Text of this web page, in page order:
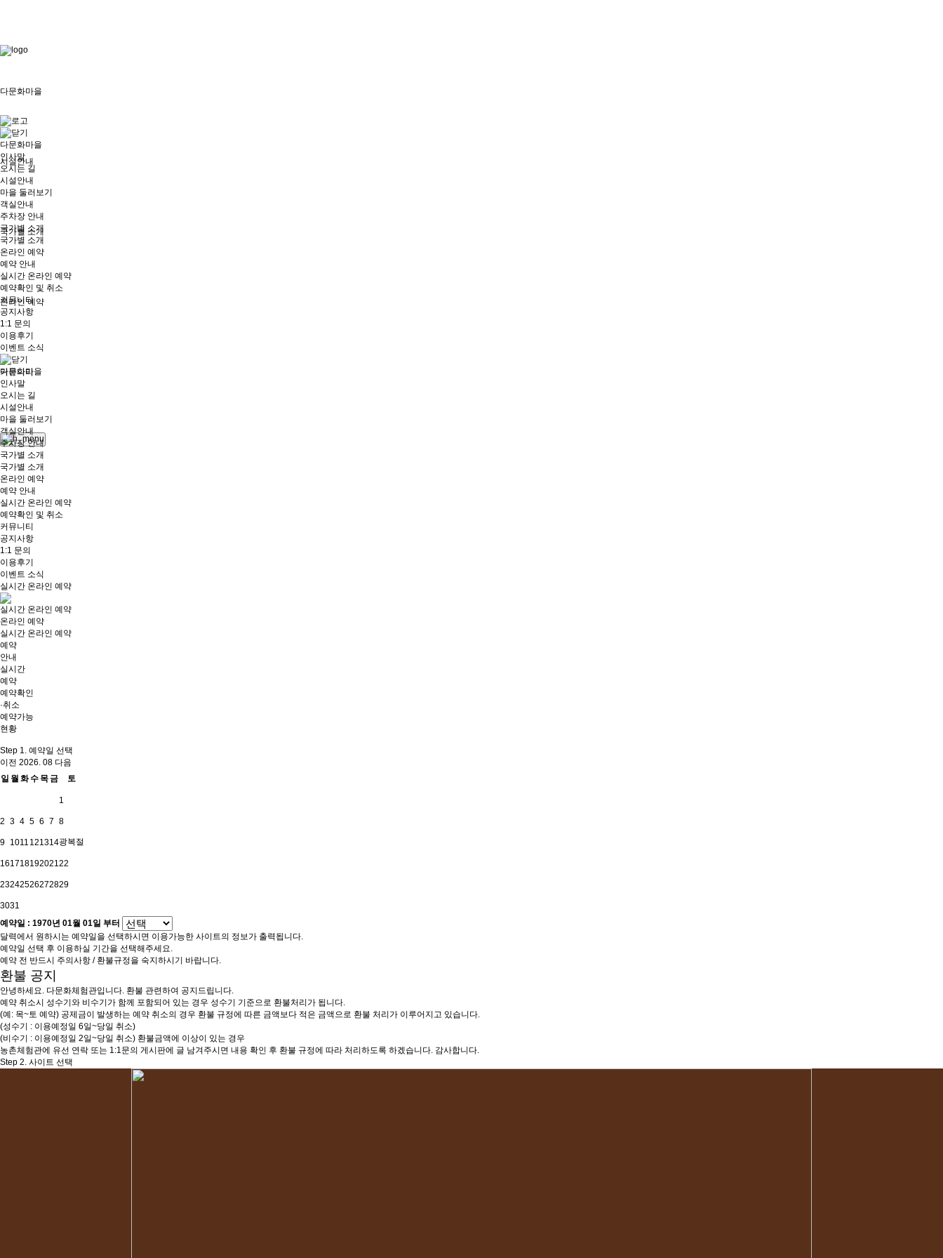
다문화마을
시설안내
국가별 소개
온라인 예약
커뮤니티
로그
인
다문화마을
인사말
오시는 길
시설안내
마을 둘러보기
객실안내
주차장 안내
국가별 소개
국가별 소개
온라인 예약
예약 안내
실시간 온라인 예약
예약확인 및 취소
커뮤니티
공지사항
1:1 문의
이용후기
이벤트 소식
다문화마을
인사말
오시는 길
시설안내
마을 둘러보기
객실안내
주차장 안내
국가별 소개
국가별 소개
온라인 예약
예약 안내
실시간 온라인 예약
예약확인 및 취소
커뮤니티
공지사항
1:1 문의
이용후기
이벤트 소식
실시간 온라인 예약
실시간 온라인 예약
온라인 예약
실시간 온라인 예약
예약
안내
실시간
예약
예약확인
·취소
예약가능
현황
Step 1. 예약일 선택
이전 2026. 08 다음
일 월 화 수목금 토
1
2 3 4 5 6 7 8
9 1011 121314광복절
16171819202122
23242526272829
3031
예약일 : 1970년 01월 01일 부터
달력에서 원하시는 예약일을 선택하시면 이용가능한 사이트의 정보가 출력됩니다.
예약일 선택 후 이용하실 기간을 선택해주세요.
예약 전 반드시 주의사항 / 환불규정을 숙지하시기 바랍니다.
환불 공지
안녕하세요. 다문화체험관입니다. 환불 관련하여 공지드립니다.
예약 취소시 성수기와 비수기가 함께 포함되어 있는 경우 성수기 기준으로 환불처리가 됩니다.
(예: 목~토 예약) 공제금이 발생하는 예약 취소의 경우 환불 규정에 따른 금액보다 적은 금액으로 환불 처리가 이루어지고 있습니다.
(성수기 : 이용예정일 6일~당일 취소)
(비수기 : 이용예정일 2일~당일 취소) 환불금액에 이상이 있는 경우
농촌체험관에 유선 연락 또는 1:1문의 게시판에 글 남겨주시면 내용 확인 후 환불 규정에 따라 처리하도록 하겠습니다. 감사합니다.
Step 2. 사이트 선택